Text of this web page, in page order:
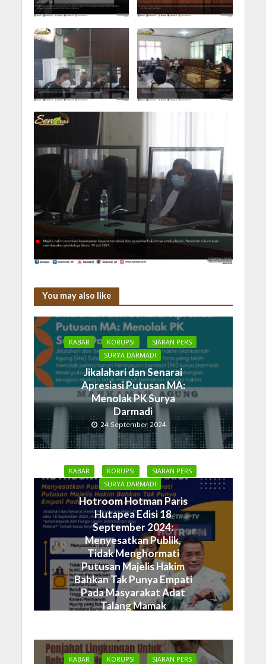
You may also like
KABAR KORUPSI
SIARAN PERS
SURYA DARMADI
Jikalahari dan Senarai
Apresiasi Putusan MA:
Menolak PK Surya
Darmadi
24 September 2024
KABAR KORUPSI
SIARAN PERS
SURYA DARMADI
Hotroom Hotman Paris
Hutapea Edisi 18
September 2024:
Menyesatkan Publik,
Tidak Menghormati
Putusan Majelis Hakim
Bahkan Tak Punya Empati
Pada Masyarakat Adat
Talang Mamak
KABAR KORUPSI
SIARAN PERS